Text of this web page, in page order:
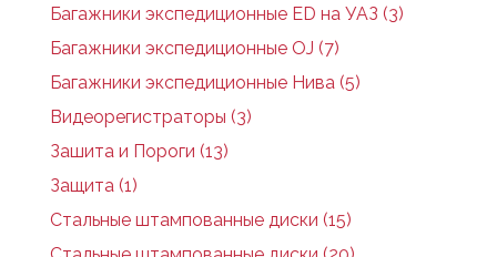
Багажники экспедиционные ED на УАЗ (3)
Багажники экспедиционные OJ (7)
Багажники экспедиционные Нива (5)
Видеорегистраторы (3)
Зашита и Пороги (13)
Защита (1)
Стальные штампованные диски (15)